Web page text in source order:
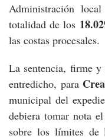
Administración
totalidad de los
las costas procesales.
La sentencia, firme
entredicho, para
municipal del
debiera tomar nota
sobre los límites de